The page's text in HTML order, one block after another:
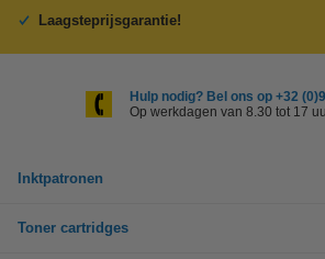
Laagsteprijsgarantie!
Hulp nodig? Bel ons op +32
Op werkdagen van 8.30 tot 17
Inktpatronen
Toner cartridges